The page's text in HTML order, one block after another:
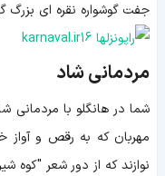
جفت گوشواره نقره ای بزرگ
مردمانی شاد
شما در هانگلو با مردمانی
مهربان که به رقص و آواز
نوازند که از دور شعر "کوه